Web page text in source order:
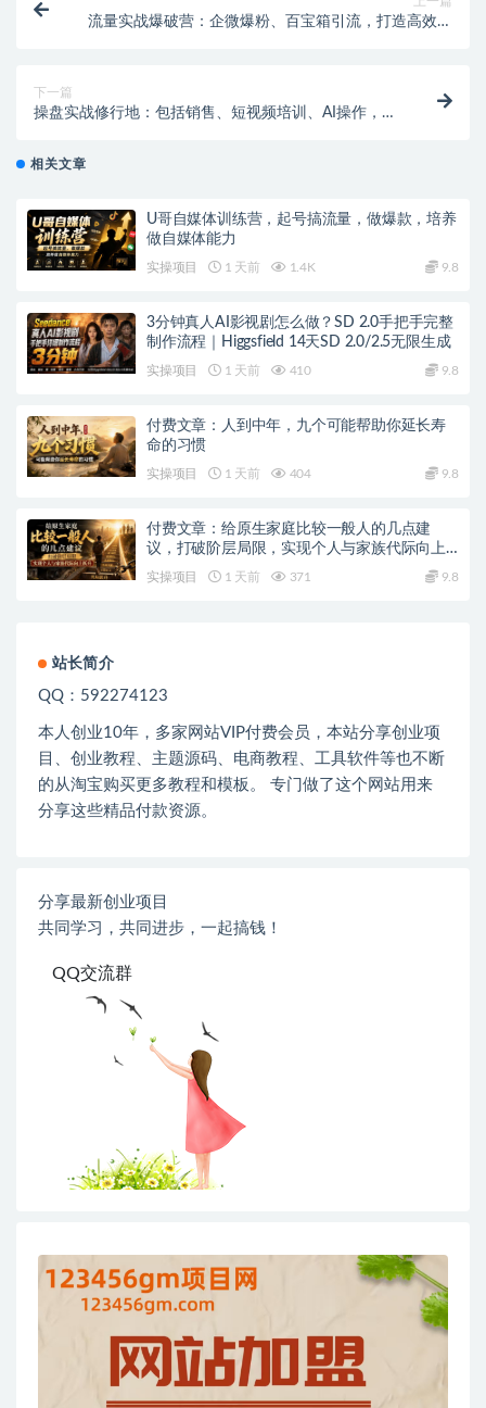
流量实战爆破营：企微爆粉、百宝箱引流，打造高效引
下一篇
操盘实战修行地：包括销售、短视频培训、AI操作，打
相关文章
U哥自媒体训练营，起号搞流量，做爆款，培养
做自媒体能力
实操项目 1 天前 1.4K 9.8
3分钟真人AI影视剧怎么做？SD 2.0手把手完整
制作流程｜Higgsfield 14天SD 2.0/2.5无限生成
实操项目 1 天前 410 9.8
付费文章：人到中年，九个可能帮助你延长寿
命的习惯
实操项目 1 天前 404 9.8
付费文章：给原生家庭比较一般人的几点建
议，打破阶层局限，实现个人与家族代际向上
跃升
实操项目 1 天前 371 9.8
站长简介
QQ：592274123
本人创业10年，多家网站VIP付费会员，本站分享创业项
目、创业教程、主题源码、电商教程、工具软件等也不断
的从淘宝购买更多教程和模板。 专门做了这个网站用来
分享这些精品付款资源。
分享最新创业项目
共同学习，共同进步，一起搞钱！
QQ交流群